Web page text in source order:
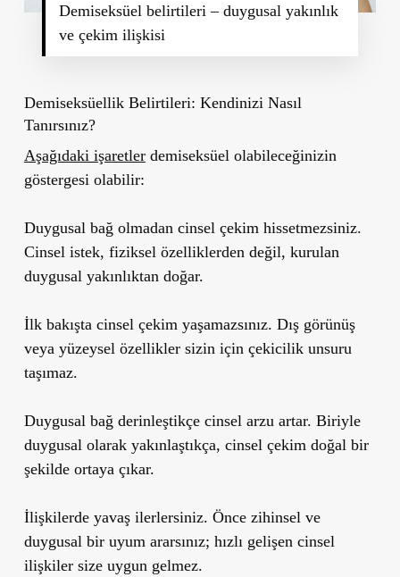
Demiseksüel belirtileri – duygusal yakınlık
ve çekim ilişkisi
Demiseksüellik Belirtileri: Kendinizi Nasıl
Tanırsınız?
Aşağıdaki işaretlerdemiseksüel olabileceğinizin
göstergesi olabilir:
Duygusal bağ olmadan cinsel çekim hissetmezsiniz.
Cinsel istek, fiziksel özelliklerden değil, kurulan
duygusal yakınlıktan doğar.
İlk bakışta cinsel çekim yaşamazsınız. Dış görünüş
veya yüzeysel özellikler sizin için çekicilik unsuru
taşımaz.
Duygusal bağ derinleştikçe cinsel arzu artar. Biriyle
duygusal olarak yakınlaştıkça, cinsel çekim doğal bir
şekilde ortaya çıkar.
İlişkilerde yavaş ilerlersiniz. Önce zihinsel ve
duygusal bir uyum ararsınız; hızlı gelişen cinsel
ilişkiler size uygun gelmez.